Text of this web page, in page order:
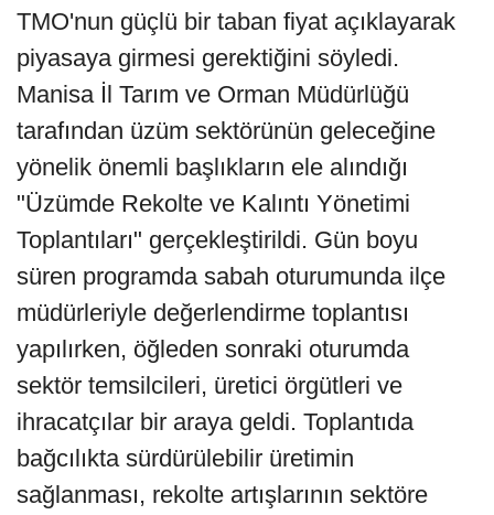
TMO'nun güçlü bir taban fiyat açıklayarak
piyasaya girmesi gerektiğini söyledi.
Manisa İl Tarım ve Orman Müdürlüğü
tarafından üzüm sektörünün geleceğine
yönelik önemli başlıkların ele alındığı
"Üzümde Rekolte ve Kalıntı Yönetimi
Toplantıları" gerçekleştirildi. Gün boyu
süren programda sabah oturumunda ilçe
müdürleriyle değerlendirme toplantısı
yapılırken, öğleden sonraki oturumda
sektör temsilcileri, üretici örgütleri ve
ihracatçılar bir araya geldi. Toplantıda
bağcılıkta sürdürülebilir üretimin
sağlanması, rekolte artışlarının sektöre